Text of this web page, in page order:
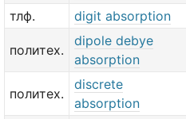
тлф.
digit absorption
политех.
dipole debye
absorption
политех.
discrete
absorption